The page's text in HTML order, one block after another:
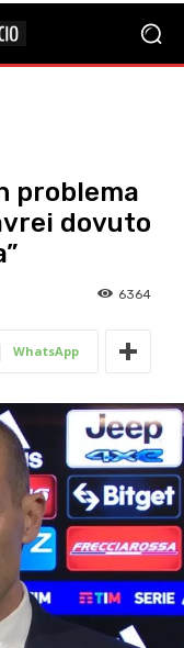
problema
dovuto
6364
WhatsApp